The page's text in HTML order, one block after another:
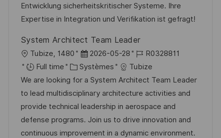
s
a
i
o
a
f
i
c
h
a
g
e
n
c
u
p
o
s
t
e
o
r
e
Entwicklung sicherheitskritischer Systeme. Ihre
Expertise in Integration und Verifikation ist gefragt!
System Architect Team Leader
o
c
a
l
i
s
Tubize, 1480
D
a
t
e
d
’
a
2026-05-28
R
é
f
é
r
e
n
R0328811
Full time
C
a
t
é
g
o
Systèmes
Tubize
We are looking for a System Architect Team Leader
to lead multidisciplinary architecture activities and
provide technical leadership in aerospace and
defense programs. Join us to drive innovation and
continuous improvement in a dynamic environment.